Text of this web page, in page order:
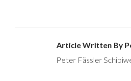
Article Written By
Peter Fässler